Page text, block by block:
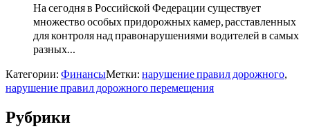
На сегодня в Российской Федерации существует
множество особых придорожных камер, расставленных
для контроля над правонарушениями водителей в самых
разных…
Категории: ФинансыМетки: нарушение правил дорожного,
нарушение правил дорожного перемещения
Рубрики